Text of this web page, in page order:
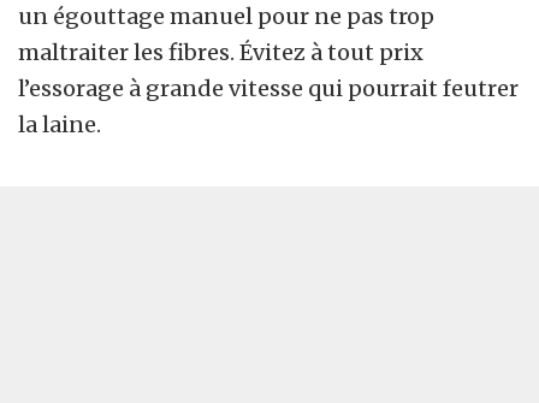
un égouttage manuel pour ne pas trop
maltraiter les fibres. Évitez à tout prix
l’essorage à grande vitesse qui pourrait feutrer
la laine.